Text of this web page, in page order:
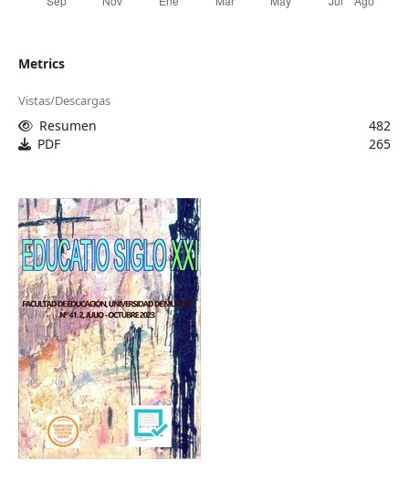
Metrics
Vistas/Descargas
Resumen
482
PDF
265